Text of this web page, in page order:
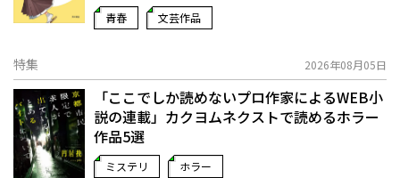
青春 文芸作品
特集 2026年08月05日
「ここでしか読めないプロ作家によるWEB小
説の連載」――カクヨムネクストで読めるホラー
作品5選
ミステリ ホラー